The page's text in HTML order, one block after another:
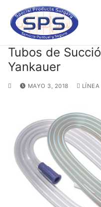
contenido
Tubos de
Yankauer
MAYO 3, 2018